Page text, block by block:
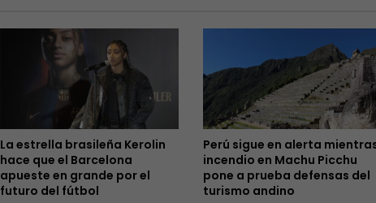
La estrella brasileña Kerolin
hace que el Barcelona
apueste en grande por el
futuro del fútbol
Perú sigue en alerta
incendio en Machu Picchu
pone a prueba defensas del
turismo andino